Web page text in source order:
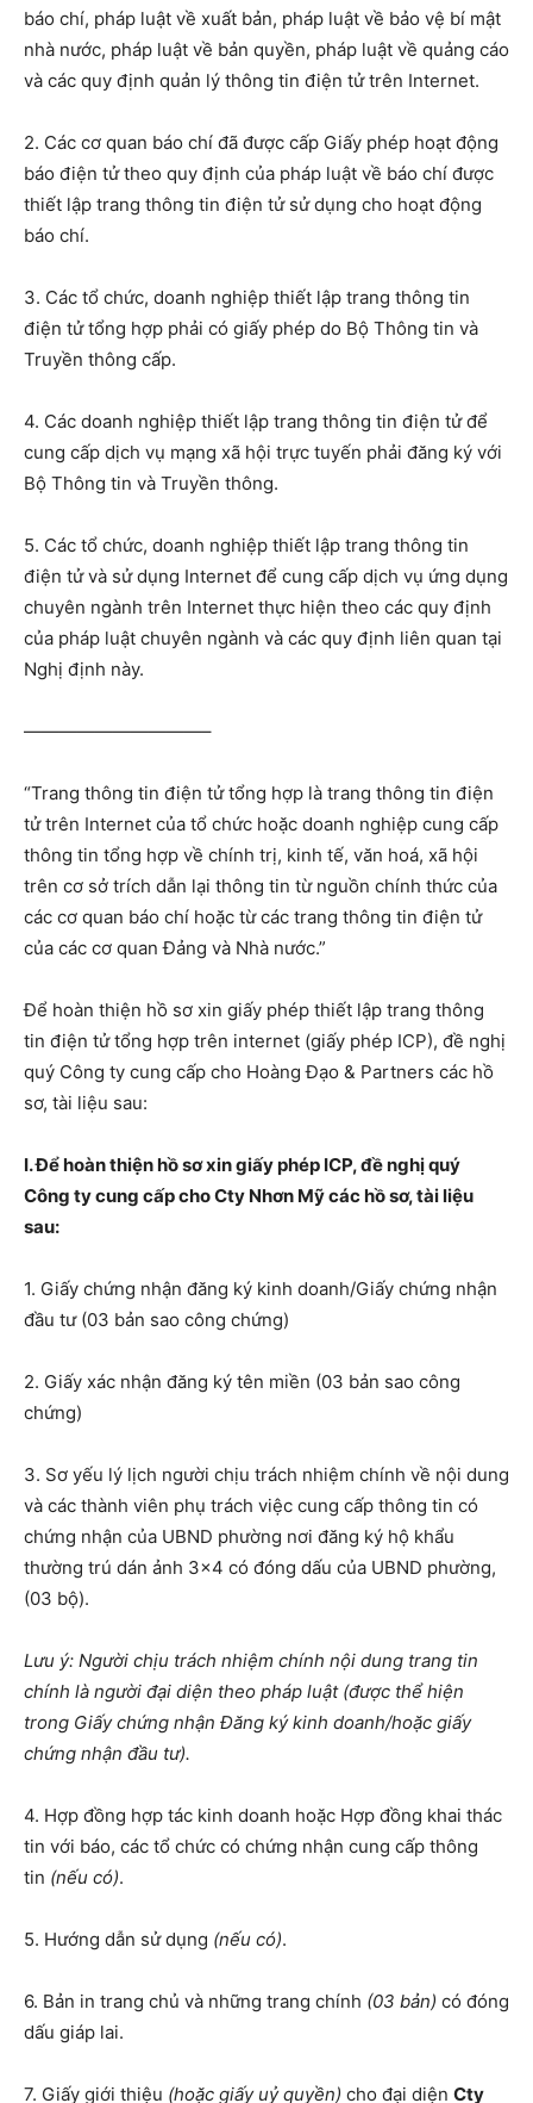
báo chí, pháp luật về xuất bản, pháp luật về bảo vệ bí mật
nhà nước, pháp luật về bản quyền, pháp luật về quảng cáo
và các quy định quản lý thông tin điện tử trên Internet.
2. Các cơ quan báo chí đã được cấp Giấy phép hoạt động
báo điện tử theo quy định của pháp luật về báo chí được
thiết lập trang thông tin điện tử sử dụng cho hoạt động
báo chí.
3. Các tổ chức, doanh nghiệp thiết lập trang thông tin
điện tử tổng hợp phải có giấy phép do Bộ Thông tin và
Truyền thông cấp.
4. Các doanh nghiệp thiết lập trang thông tin điện tử để
cung cấp dịch vụ mạng xã hội trực tuyến phải đăng ký với
Bộ Thông tin và Truyền thông.
5. Các tổ chức, doanh nghiệp thiết lập trang thông tin
điện tử và sử dụng Internet để cung cấp dịch vụ ứng dụng
chuyên ngành trên Internet thực hiện theo các quy định
của pháp luật chuyên ngành và các quy định liên quan tại
Nghị định này.
——————————–
“Trang thông tin điện tử tổng hợp là trang thông tin điện
tử trên Internet của tổ chức hoặc doanh nghiệp cung cấp
thông tin tổng hợp về chính trị, kinh tế, văn hoá, xã hội
trên cơ sở trích dẫn lại thông tin từ nguồn chính thức của
các cơ quan báo chí hoặc từ các trang thông tin điện tử
của các cơ quan Đảng và Nhà nước.”
Để hoàn thiện hồ sơ xin giấy phép thiết lập trang thông
tin điện tử tổng hợp trên internet (giấy phép ICP), đề nghị
quý Công ty cung cấp cho Hoàng Đạo & Partners các hồ
sơ, tài liệu sau:
I. Để hoàn thiện hồ sơ xin giấy phép ICP, đề nghị quý
Công ty cung cấp cho Cty Nhơn Mỹ các hồ sơ, tài liệu
sau:
1. Giấy chứng nhận đăng ký kinh doanh/Giấy chứng nhận
đầu tư (03 bản sao công chứng)
2. Giấy xác nhận đăng ký tên miền (03 bản sao công
chứng)
3. Sơ yếu lý lịch người chịu trách nhiệm chính về nội dung
và các thành viên phụ trách việc cung cấp thông tin có
chứng nhận của UBND phường nơi đăng ký hộ khẩu
thường trú dán ảnh 3×4 có đóng dấu của UBND phường,
(03 bộ).
Lưu ý: Người chịu trách nhiệm chính nội dung trang tin
chính là người đại diện theo pháp luật (được thể hiện
trong Giấy chứng nhận Đăng ký kinh doanh/hoặc giấy
chứng nhận đầu tư).
4. Hợp đồng hợp tác kinh doanh hoặc Hợp đồng khai thác
tin với báo, các tổ chức có chứng nhận cung cấp thông
tin (nếu có).
5. Hướng dẫn sử dụng (nếu có).
6. Bản in trang chủ và những trang chính (03 bản) có đóng
dấu giáp lai.
7. Giấy giới thiệu (hoặc giấy uỷ quyền) cho đại diện Cty